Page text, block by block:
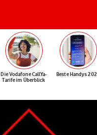
Die Vodafone CallYa-
Tarife im Überblick
Beste Handys